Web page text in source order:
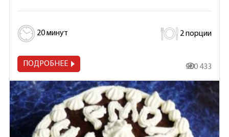
20 минут 2 порции
ПОДРОБНЕЕ 300 433